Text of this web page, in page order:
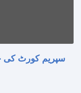
سپریم کورٹ کی